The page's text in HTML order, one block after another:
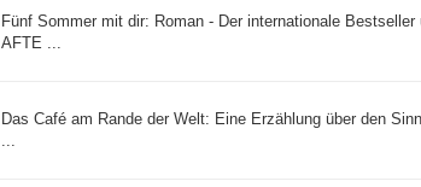
Fünf Sommer mit dir: Roman - Der internationale
AFTE ...
Das Café am Rande der Welt: Eine Erzählung über den